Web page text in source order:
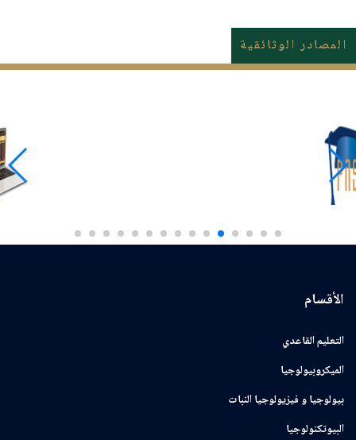
المصادر الوثائقية
الأقسام
التعليم القاعدي
الميكروبيولوجيا
بيولوجيا و فيزيولوجيا النبات
البيوتكنولوجيا